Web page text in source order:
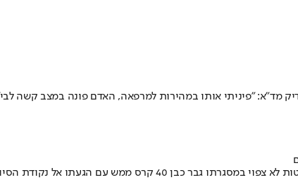
חגיגת מרתון טבריה, שיצא הבוקר (ראשון) לדרך, נפגמה בעקבות אירוע